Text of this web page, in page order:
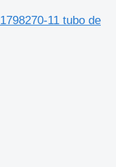
11 tubo de